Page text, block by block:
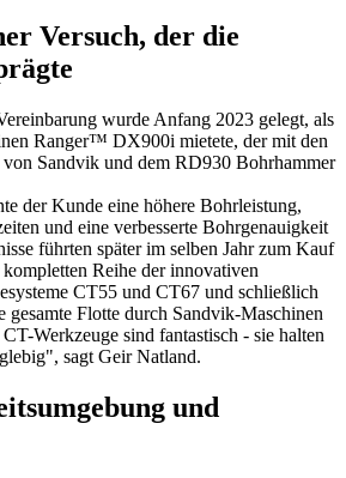
Versuch, der die
wurde Anfang 2023 gelegt, als
Ranger™ DX900i mietete, der mit den
Sandvik und dem RD930 Bohrhammer
der Kunde eine höhere Bohrleistung,
und eine verbesserte Bohrgenauigkeit
führten später im selben Jahr zum Kauf
Reihe der innovativen
CT55 und CT67 und schließlich
gesamte Flotte durch Sandvik-Maschinen
Werkzeuge sind fantastisch - sie halten
sagt Geir Natland.
und